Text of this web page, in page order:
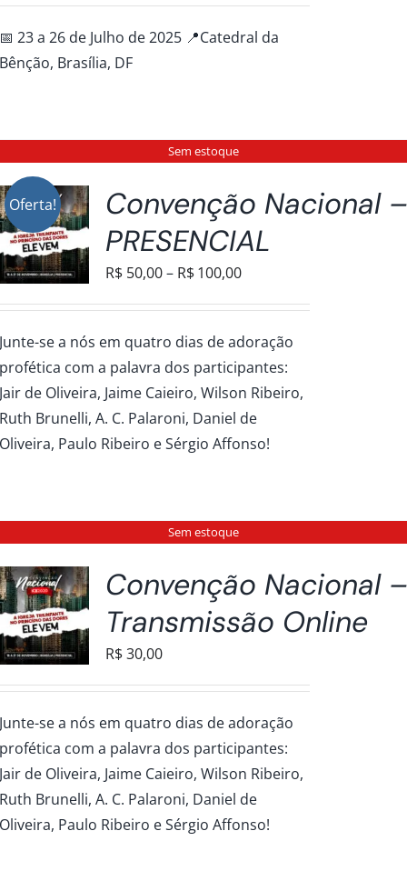
📅 23 a 26 de Julho de 2025 📍Catedral da
Bênção, Brasília, DF
Sem estoque
Oferta!
Convenção Nacional
PRESENCIAL
R$ 50,00 – R$ 100,00Faixa
R$50,00
através
R$100,00
Junte-se a nós em quatro dias de adoração
profética com a palavra dos participantes:
Jair de Oliveira, Jaime Caieiro, Wilson Ribeiro,
Ruth Brunelli, A. C. Palaroni, Daniel de
Oliveira, Paulo Ribeiro e Sérgio Affonso!
Sem estoque
Convenção Nacional
Transmissão Online
R$30,00
Junte-se a nós em quatro dias de adoração
profética com a palavra dos participantes:
Jair de Oliveira, Jaime Caieiro, Wilson Ribeiro,
Ruth Brunelli, A. C. Palaroni, Daniel de
Oliveira, Paulo Ribeiro e Sérgio Affonso!